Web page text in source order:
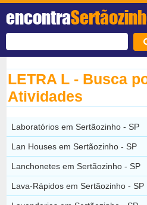
encontra
LETRA L - Busca
Atividades
Laboratórios em Sertãozinho - SP
Lan Houses em Sertãozinho - SP
Lanchonetes em Sertãozinho - SP
Lava-Rápidos em Sertãozinho - SP